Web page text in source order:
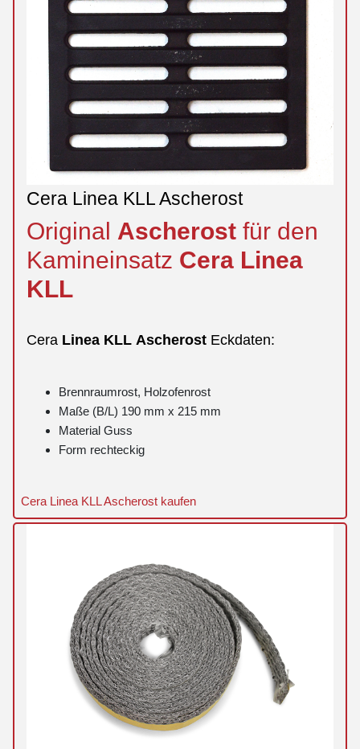
Cera Linea KLL Ascherost
Original Ascherost für den
Kamineinsatz Cera Linea
KLL
Cera Linea KLL Ascherost Eckdaten:
Brennraumrost, Holzofenrost
Maße (B/L) 190 mm x 215 mm
Material Guss
Form rechteckig
Cera Linea KLL Ascherost kaufen